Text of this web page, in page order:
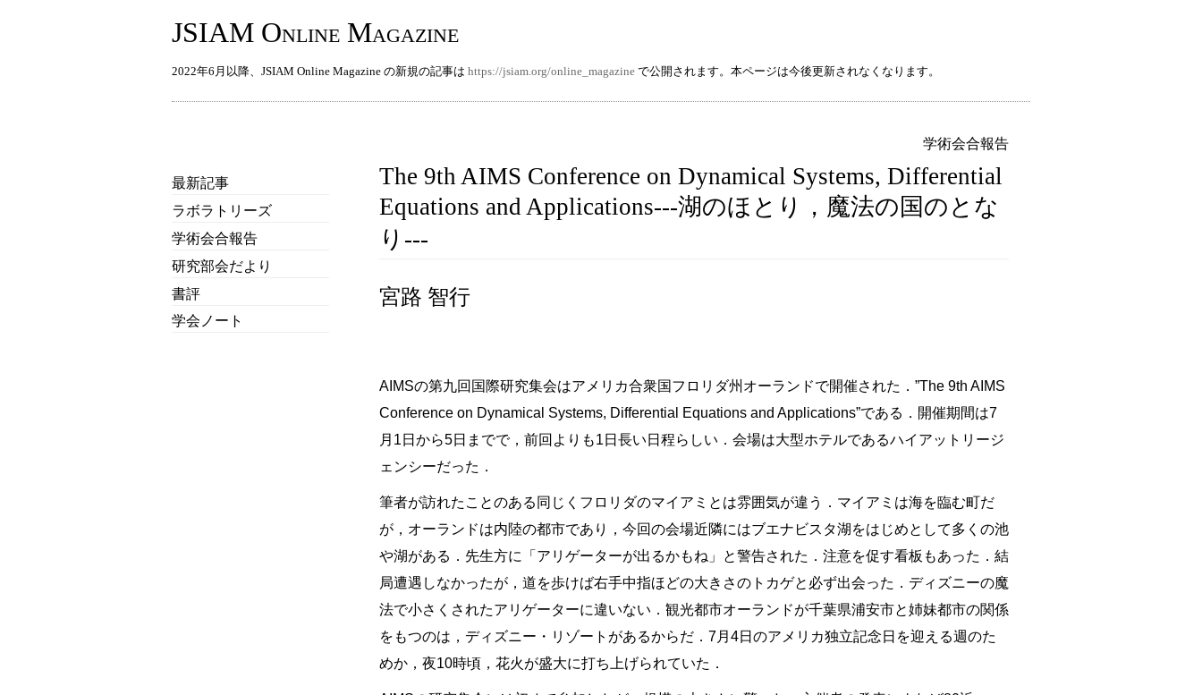
JSIAM Online Magazine
2022年6月以降、JSIAM Online Magazine の新規の記事は https://jsiam.org/online_magazine で公開されます。本ページは今後更新されなくなります。
最新記事
ラボラトリーズ
学術会合報告
研究部会だより
書評
学会ノート
学術会合報告
The 9th AIMS Conference on Dynamical Systems, Differential
Equations and Applications---湖のほとり，魔法の国のとな
り---
宮路 智行
AIMSの第九回国際研究集会はアメリカ合衆国フロリダ州オーランドで開催された．”The 9th AIMS
Conference on Dynamical Systems, Differential Equations and Applications”である．開催期間は7
月1日から5日までで，前回よりも1日長い日程らしい．会場は大型ホテルであるハイアットリージ
ェンシーだった．
筆者が訪れたことのある同じくフロリダのマイアミとは雰囲気が違う．マイアミは海を臨む町だ
が，オーランドは内陸の都市であり，今回の会場近隣にはブエナビスタ湖をはじめとして多くの池
や湖がある．先生方に「アリゲーターが出るかもね」と警告された．注意を促す看板もあった．結
局遭遇しなかったが，道を歩けば右手中指ほどの大きさのトカゲと必ず出会った．ディズニーの魔
法で小さくされたアリゲーターに違いない．観光都市オーランドが千葉県浦安市と姉妹都市の関係
をもつのは，ディズニー・リゾートがあるからだ．7月4日のアメリカ独立記念日を迎える週のた
めか，夜10時頃，花火が盛大に打ち上げられていた．